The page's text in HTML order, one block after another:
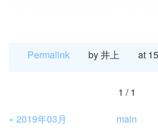
Permalink by 井上 at
1 / 1
« 2019年03月 main